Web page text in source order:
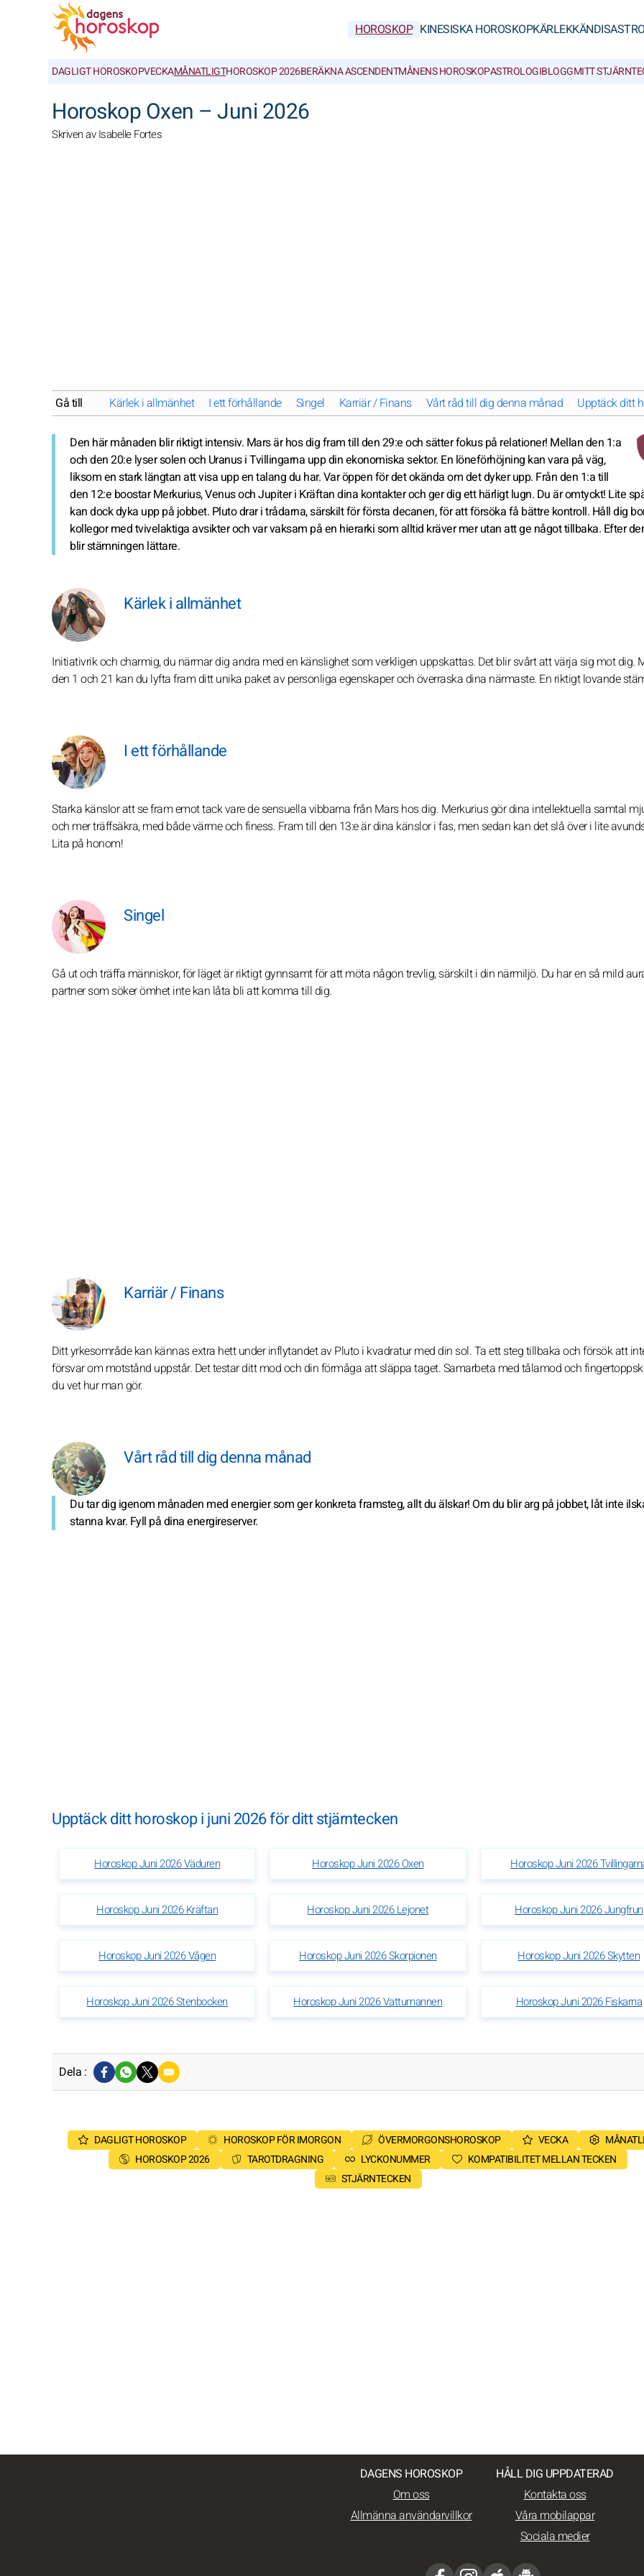
HOROSKOP KINESISKA HOROSKOPKÄRLEK
DAGLIGT HOROSKOPVECKAMÅNATLIGTHOROSKOP 2026BERÄKNA ASCENDENTMÅNENS HOROSKOPASTROLOGIBLOGGMITT
Horoskop Oxen – Juni 2026
Skriven av Isabelle Fortes
Gå till Kärlek i allmänhet I ett förhållande Singel Karriär / Finans Vårt råd till dig denna månad Upptäck ditt
Den här månaden blir riktigt intensiv. Mars är hos dig fram till den 29:e och sätter fokus på relationer! Mellan den 1:a
och den 20:e lyser solen och Uranus i Tvillingarna upp din ekonomiska sektor. En löneförhöjning kan vara på väg,
liksom en stark längtan att visa upp en talang du har. Var öppen för det okända om det dyker upp. Från den 1:a till
den 12:e boostar Merkurius, Venus och Jupiter i Kräftan dina kontakter och ger dig ett härligt lugn. Du är omtyckt! Lite
kan dock dyka upp på jobbet. Pluto drar i trådarna, särskilt för första decanen, för att försöka få bättre kontroll. Håll dig
kollegor med tvivelaktiga avsikter och var vaksam på en hierarki som alltid kräver mer utan att ge något tillbaka. Efter
blir stämningen lättare.
Kärlek i allmänhet
Initiativrik och charmig, du närmar dig andra med en känslighet som verkligen uppskattas. Det blir svårt att värja sig mot dig.
den 1 och 21 kan du lyfta fram ditt unika paket av personliga egenskaper och överraska dina närmaste. En riktigt lovande
I ett förhållande
Starka känslor att se fram emot tack vare de sensuella vibbarna från Mars hos dig. Merkurius gör dina intellektuella samtal
och mer träffsäkra, med både värme och finess. Fram till den 13:e är dina känslor i fas, men sedan kan det slå över i lite
Lita på honom!
Singel
Gå ut och träffa människor, för läget är riktigt gynnsamt för att möta någon trevlig, särskilt i din närmiljö. Du har en så mild
partner som söker ömhet inte kan låta bli att komma till dig.
Karriär / Finans
Ditt yrkesområde kan kännas extra hett under inflytandet av Pluto i kvadratur med din sol. Ta ett steg tillbaka och försök att
försvar om motstånd uppstår. Det testar ditt mod och din förmåga att släppa taget. Samarbeta med tålamod och
du vet hur man gör.
Vårt råd till dig denna månad
Du tar dig igenom månaden med energier som ger konkreta framsteg, allt du älskar! Om du blir arg på jobbet, låt inte
stanna kvar. Fyll på dina energireserver.
Upptäck ditt horoskop i juni 2026 för ditt stjärntecken
Horoskop Juni 2026 Väduren Horoskop Juni 2026 Oxen Horoskop Juni 2026
Horoskop Juni 2026 Kräftan Horoskop Juni 2026 Lejonet Horoskop Juni 2026 Jungfrun
Horoskop Juni 2026 Vågen Horoskop Juni 2026 Skorpionen Horoskop Juni 2026 Skytten
Horoskop Juni 2026 Stenbocken Horoskop Juni 2026 Vattumannen Horoskop Juni 2026 Fiskarna
Dela :
DAGLIGT HOROSKOP HOROSKOP FÖR IMORGON ÖVERMORGONSHOROSKOP VECKA
HOROSKOP 2026
TAROTDRAGNING LYCKONUMMER
KOMPATIBILITET MELLAN TECKEN
STJÄRNTECKEN
DAGENS HOROSKOP
Om oss
Allmänna användarvillkor
HÅLL DIG UPPDATERAD
Kontakta oss
Våra mobilappar
Sociala medier